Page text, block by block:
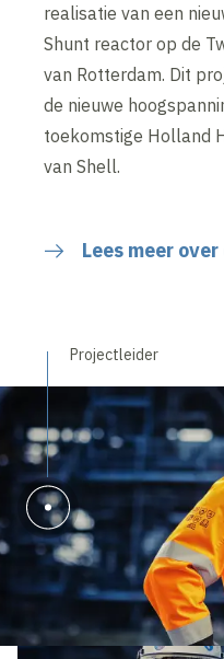
realisatie van een
Shunt reactor op de
van Rotterdam. Dit
de nieuwe
toekomstige Holland
van Shell.
Lees meer
Projectleider